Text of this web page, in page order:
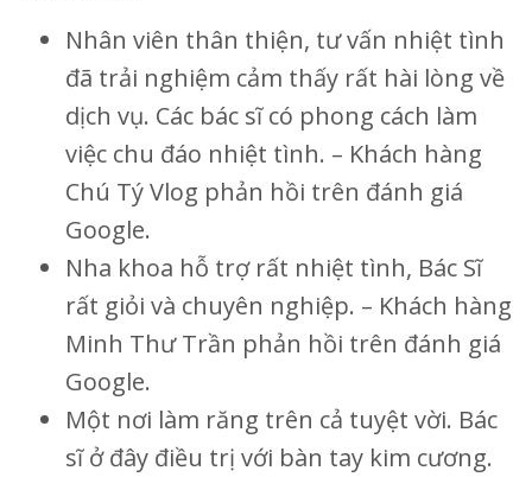
Nhân viên thân thiện, tư vấn nhiệt tình
đã trải nghiệm cảm thấy rất hài lòng về
dịch vụ. Các bác sĩ có phong cách làm
việc chu đáo nhiệt tình. – Khách hàng
Chú Tý Vlog phản hồi trên đánh giá
Google.
Nha khoa hỗ trợ rất nhiệt tình, Bác Sĩ
rất giỏi và chuyên nghiệp. – Khách hàng
Minh Thư Trần phản hồi trên đánh giá
Google.
Một nơi làm răng trên cả tuyệt vời. Bác
sĩ ở đây điều trị với bàn tay kim cương.